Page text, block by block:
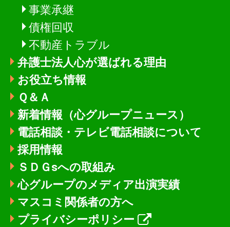
事業承継
債権回収
不動産トラブル
弁護士法人心が選ばれる理由
お役立ち情報
Ｑ＆Ａ
新着情報 （心グループニュース）
電話相談・テレビ電話相談について
採用情報
ＳＤＧsへの取組み
心グループのメディア出演実績
マスコミ関係者の方へ
プライバシーポリシー